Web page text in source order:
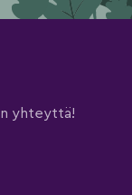
yhteyttä!